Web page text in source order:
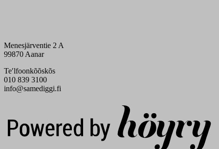
Menesjärventie 2 A
99870 Aanar
Teʹlfoonkõõskõs
010 839 3100
info@samediggi.fi